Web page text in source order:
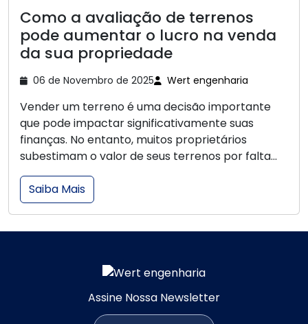
Como a avaliação de terrenos
pode aumentar o lucro na venda
da sua propriedade
06 de Novembro de 2025 Wert engenharia
Vender um terreno é uma decisão importante
que pode impactar significativamente suas
finanças. No entanto, muitos proprietários
subestimam o valor de seus terrenos por falta...
Saiba Mais
Assine Nossa Newsletter